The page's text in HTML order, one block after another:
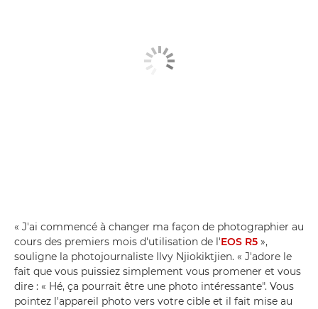
« J'ai commencé à changer ma façon de photographier au
cours des premiers mois d'utilisation de l'EOS R5 »,
souligne la photojournaliste Ilvy Njiokiktjien. « J'adore le
fait que vous puissiez simplement vous promener et vous
dire : « Hé, ça pourrait être une photo intéressante". Vous
pointez l'appareil photo vers votre cible et il fait mise au